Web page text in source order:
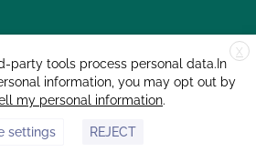
X
party tools process personal data.In
information, you may opt out by
my personal information.
settings REJECT